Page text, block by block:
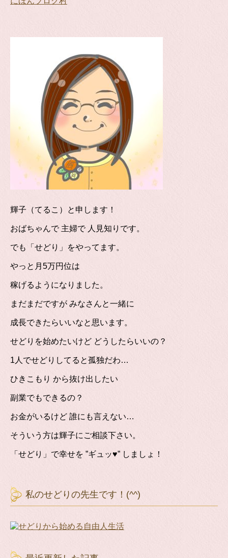
輝子（てるこ）と申します！
おばちゃんで 主婦で 人見知りです。
でも「せどり」をやってます。
やっと月5万円位は
稼げるようになりました。
まだまだですが みなさんと一緒に
成長できたらいいなと思います。
せどりを始めたいけど どうしたらいいの？
1人でせどりしてると孤独だわ…
ひきこもり から抜け出したい
副業でもできるの？
お金がいるけど 誰にも言えない…
そういう方は輝子にご相談下さい。
「せどり」で幸せを ”ギュッ♥” しましょ！
私のせどりの先生です！(^^)